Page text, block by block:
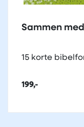
Sammen
15 korte
199,-